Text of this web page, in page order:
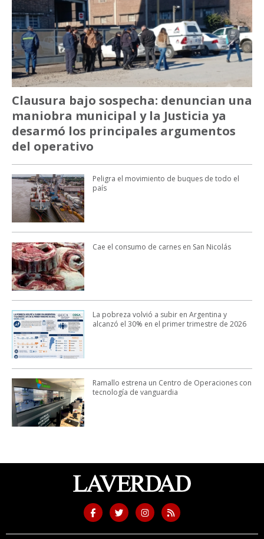
Clausura bajo sospecha: denuncian una
maniobra municipal y la Justicia ya
desarmó los principales argumentos
del operativo
Peligra el movimiento de buques de todo el
país
Cae el consumo de carnes en San Nicolás
La pobreza volvió a subir en Argentina y
alcanzó el 30% en el primer trimestre de 2026
Ramallo estrena un Centro de Operaciones con
tecnología de vanguardia